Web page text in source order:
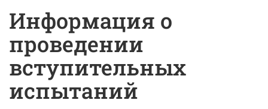
Информация о
проведении
вступительных
испытаний